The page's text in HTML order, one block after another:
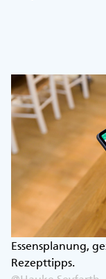
Essensplanung,
Rezepttipps.